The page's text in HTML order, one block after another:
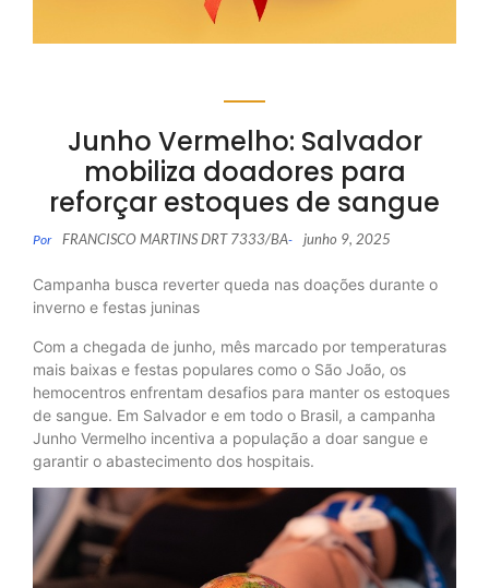
Junho Vermelho: Salvador
mobiliza doadores para
reforçar estoques de sangue
Por FRANCISCO MARTINS DRT 7333/BA- junho 9, 2025
Campanha busca reverter queda nas doações durante o
inverno e festas juninas
Com a chegada de junho, mês marcado por temperaturas
mais baixas e festas populares como o São João, os
hemocentros enfrentam desafios para manter os estoques
de sangue. Em Salvador e em todo o Brasil, a campanha
Junho Vermelho incentiva a população a doar sangue e
garantir o abastecimento dos hospitais.